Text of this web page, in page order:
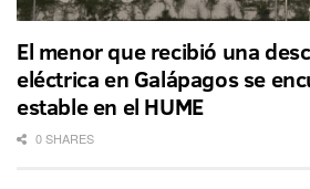
El menor que recibió una
eléctrica en Galápagos se
estable en el HUME
0 SHARES